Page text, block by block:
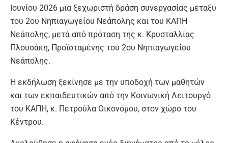
Ιουνίου 2026 μια ξεχωριστή δράση συνεργασίας μεταξύ
του 2ου Νηπιαγωγείου Νεάπολης και του ΚΑΠΗ
Νεάπολης, μετά από πρόταση της κ. Κρυσταλλίας
Πλουσάκη, Προϊσταμένης του 2ου Νηπιαγωγείου
Νεάπολης.
Η εκδήλωση ξεκίνησε με την υποδοχή των μαθητών
και των εκπαιδευτικών από την Κοινωνική Λειτουργό
του ΚΑΠΗ, κ. Πετρούλα Οικονόμου, στον χώρο του
Κέντρου.